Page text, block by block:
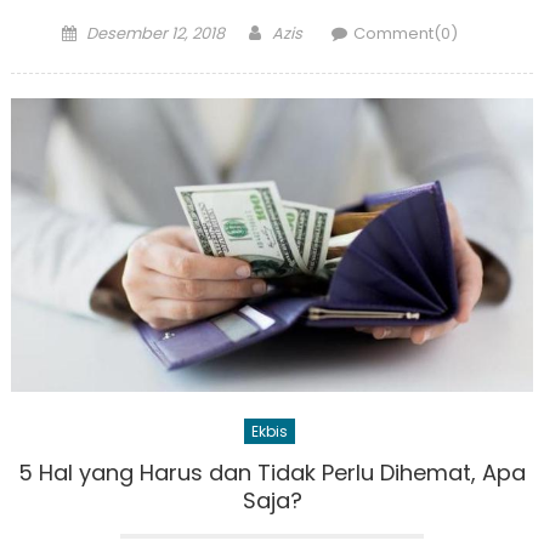
Posted
Desember 12, 2018 Author
Azis Comment(0)
Ekbis
5 Hal yang Harus dan Tidak Perlu Dihemat, Apa
Saja?